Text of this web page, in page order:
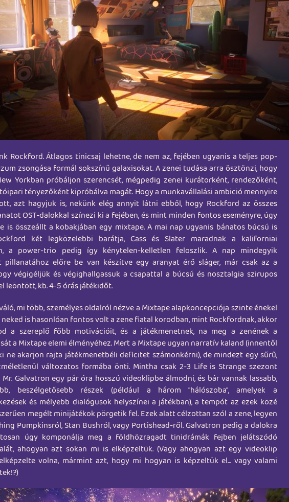
Rockford. Átlagos tinicsaj lehetne, de nem az, fejében ugyanis a teljes pop-
zsongása formál sokszínű galaxisokat. A zenei tudása arra ösztönzi, hogy
Yorkban próbáljon szerencsét, mégpedig zenei kurátorként, rendezőként,
tényezőként kipróbálva magát. Hogy a munkavállalási ambició mennyire
azt hagyjuk is, nekünk elég annyit látni ebből, hogy Rockford az összes
OST-dalokkal színezi ki a fejében, és mint minden fontos eseményre, úgy
is összeállt a kobakjában egy mixtape. A mai nap ugyanis bánatos búcsú is
két legközelebbi barátja, Cass és Slater maradnak a kaliforniai
a power-trio pedig így kénytelen-kelletlen feloszlik. A nap mindegyik
pillanatához előre be van készítve egy aranyat érő sláger, már csak az a
végigéljük és végighallgassuk a csapattal a búcsú és nosztalgia szirupos
leöntött, kb. 4-5 órás játékidőt.
mi több, személyes oldalról nézve a Mixtape alapkoncepciója szinte énekel
neked is hasonlóan fontos volt a zene fiatal korodban, mint Rockfordnak, akkor
a szereplő főbb motivációit, és a játékmenetnek, na meg a zenének a
a Mixtape elemi élményéhez. Mert a Mixtape ugyan narratív kaland (innentől
ne akarjon rajta játékmenetbéli deficitet számonkérni), de mindezt egy sűrű,
változatos formába önti. Mintha csak 2-3 Life is Strange szezont
Galvatron egy pár óra hosszú videoklipbe álmodni, és bár vannak lassabb,
beszélgetősebb részek (például a három "hálószoba", amelyek a
és mélyebb dialógusok helyszínei a játékban), a tempót az ezek közé
megélt minijátékok pörgetik fel. Ezek alatt célzottan szól a zene, legyen
Pumpkinsról, Stan Bushról, vagy Portishead-ről. Galvatron pedig a dalokra
úgy komponálja meg a földhözragadt tinidrámák fejben jelátszódó
ahogyan azt sokan mi is elképzeltük. (Vagy ahogyan azt egy videoklip
volna, mármint azt, hogy mi hogyan is képzeltük el... vagy valami